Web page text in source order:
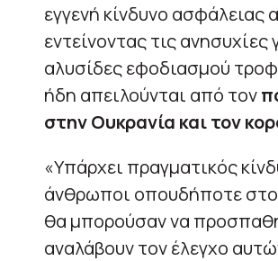
εγγενή κίνδυνο ασφάλειας
εντείνοντας τις ανησυχίες
αλυσίδες εφοδιασμού
ήδη απειλούνται από τον
στην Ουκρανία και τον
«Υπάρχει πραγματικός
άνθρωποι οπουδήποτε
θα μπορούσαν να
αναλάβουν τον έλεγχο